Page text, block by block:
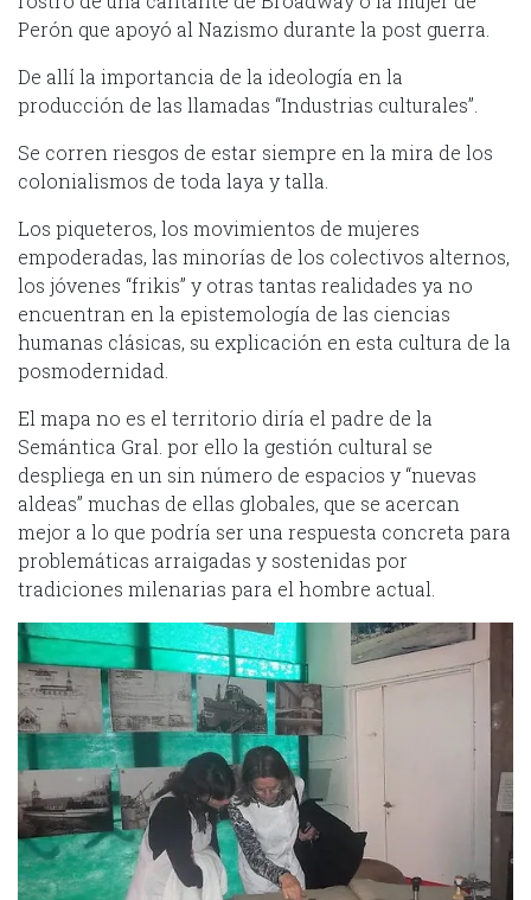
Perón que apoyó al Nazismo durante la post guerra.
De allí la importancia de la ideología en la
producción de las llamadas “Industrias culturales”.
Se corren riesgos de estar siempre en la mira de los
colonialismos de toda laya y talla.
Los piqueteros, los movimientos de mujeres
empoderadas, las minorías de los colectivos alternos,
los jóvenes “frikis” y otras tantas realidades ya no
encuentran en la epistemología de las ciencias
humanas clásicas, su explicación en esta cultura de la
posmodernidad.
El mapa no es el territorio diría el padre de la
Semántica Gral. por ello la gestión cultural se
despliega en un sin número de espacios y “nuevas
aldeas” muchas de ellas globales, que se acercan
mejor a lo que podría ser una respuesta concreta para
problemáticas arraigadas y sostenidas por
tradiciones milenarias para el hombre actual.